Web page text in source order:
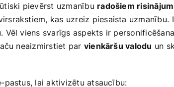
pievērst uzmanību radošiem
kas uzreiz piesaista
viens svarīgs aspekts ir
neaizmirstiet par vienkāršu valodu un
lai aktivizētu atsaucību: